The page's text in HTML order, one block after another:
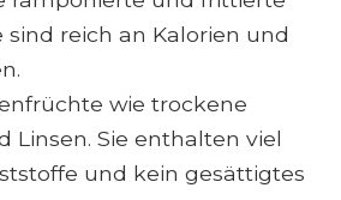
sind reich an Kalorien und
wie trockene
Linsen. Sie enthalten viel
und kein gesättigtes